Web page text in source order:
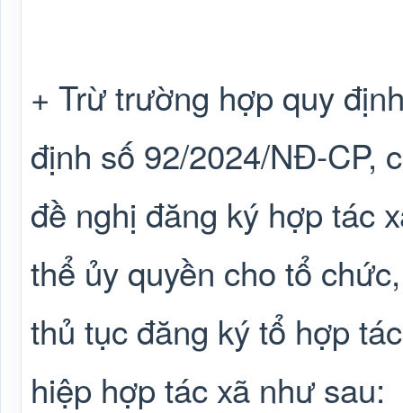
+ Trừ trường hợp quy
định số 92/2024/NĐ-CP,
đề nghị đăng ký hợp tác
thể ủy quyền cho tổ
thủ tục đăng ký tổ hợp
hiệp hợp tác xã như sau: